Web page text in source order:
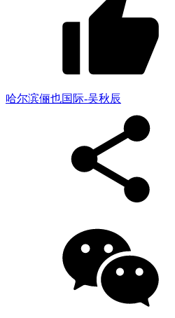
哈尔滨俪也国际-吴秋辰